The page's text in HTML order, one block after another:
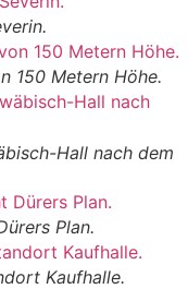
150 Metern Höhe.
Hall nach dem
Plan.
Kaufhalle.